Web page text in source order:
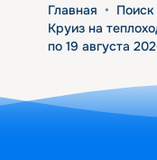
Главная • Поиск
Круиз на
по 19 августа